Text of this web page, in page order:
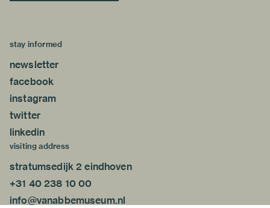
stay informed
newsletter
facebook
instagram
twitter
linkedin
visiting address
stratumsedijk 2 eindhoven
+31 40 238 10 00
info@vanabbemuseum.nl